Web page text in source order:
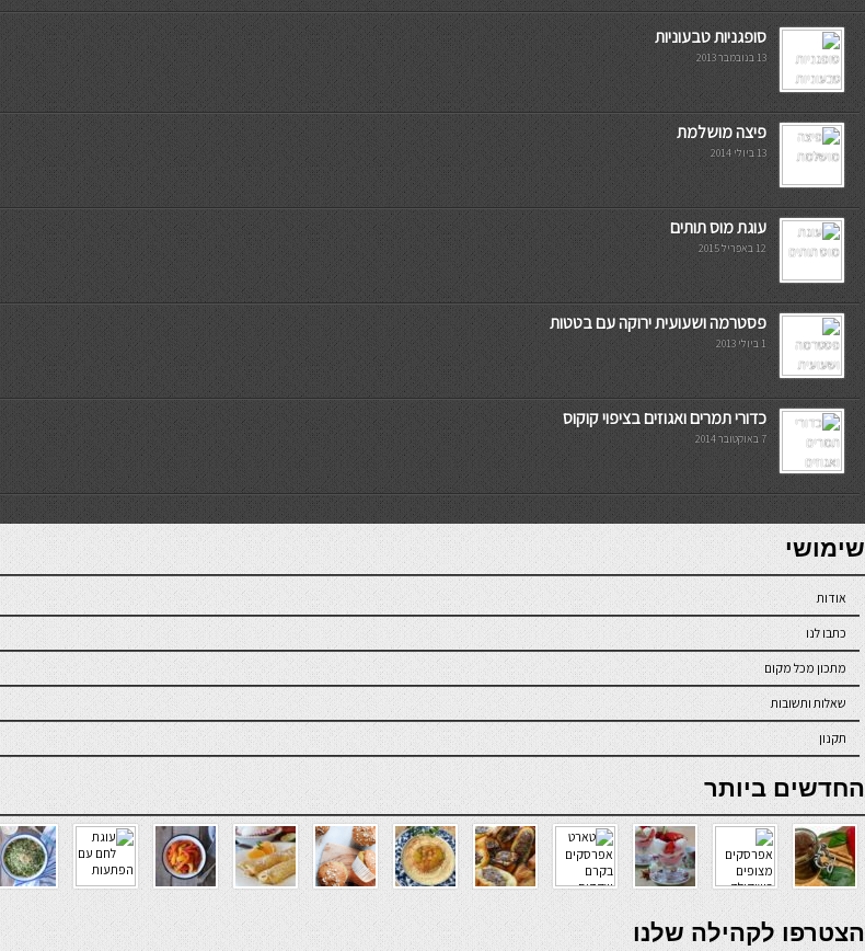
סופגניות טבעוניות
13 בנובמבר 2013
פיצה מושלמת
13 ביולי 2014
עוגת מוס תותים
12 באפריל 2015
פסטרמה ושעועית ירוקה עם בטטות
1 ביולי 2013
כדורי תמרים ואגוזים בציפוי קוקוס
7 באוקטובר 2014
7slots
seriöse online casinos österreich
שימושי
אודות
כתבו לנו
מתכון מכל מקום
שאלות ותשובות
תקנון
online casino
החדשים ביותר
verde casino
הצטרפו לקהילה שלנו